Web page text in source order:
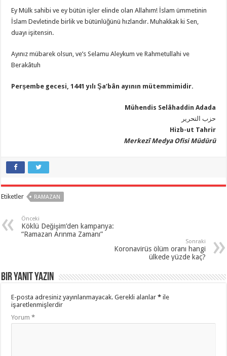
Ey Mülk sahibi ve ey bütün işler elinde olan Allahım! İslam ümmetinin
İslam Devletinde birlik ve bütünlüğünü hızlandır. Muhakkak ki Sen,
duayı işitensin.
Ayınız mübarek olsun, ve’s Selamu Aleykum ve Rahmetullahi ve
Berakâtuh
Perşembe gecesi, 1441 yılı Şa’bân ayının mütemmimidir.
Mühendis Selâhaddin Adada
حزب التحرير
Hizb-ut Tahrir
Merkezî Medya Ofisi Müdürü
Etiketler RAMAZAN
Önceki
Köklü Değişim’den kampanya:
“Ramazan Arınma Zamanı”
Sonraki
Koronavirüs ölüm oranı hangi
ülkede yüzde kaç?
Bir yanıt yazın
E-posta adresiniz yayınlanmayacak. Gerekli alanlar* ile
işaretlenmişlerdir
Yorum*